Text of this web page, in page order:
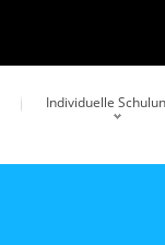
Individuelle